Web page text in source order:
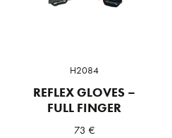
H2084
REFLEX GLOVES –
FULL FINGER
73 €